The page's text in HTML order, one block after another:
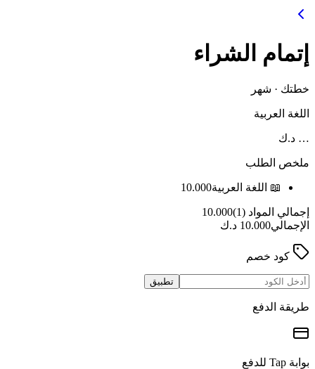
إتمام الشراء
خطتك · شهر
اللغة العربية
… د.ك
ملخص الطلب
📖 اللغة العربية10.000
إجمالي المواد (1)
10.000
الإجمالي10.000 د.ك
كود خصم
تطبيق
طريقة الدفع
بوابة Tap للدفع